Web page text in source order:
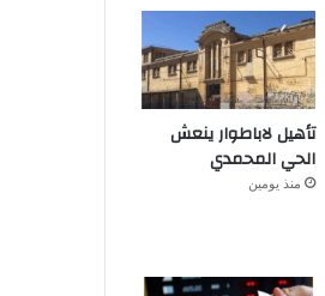
تأهيل لاباطوار ينعش
الحي المحمدي
منذ يومين